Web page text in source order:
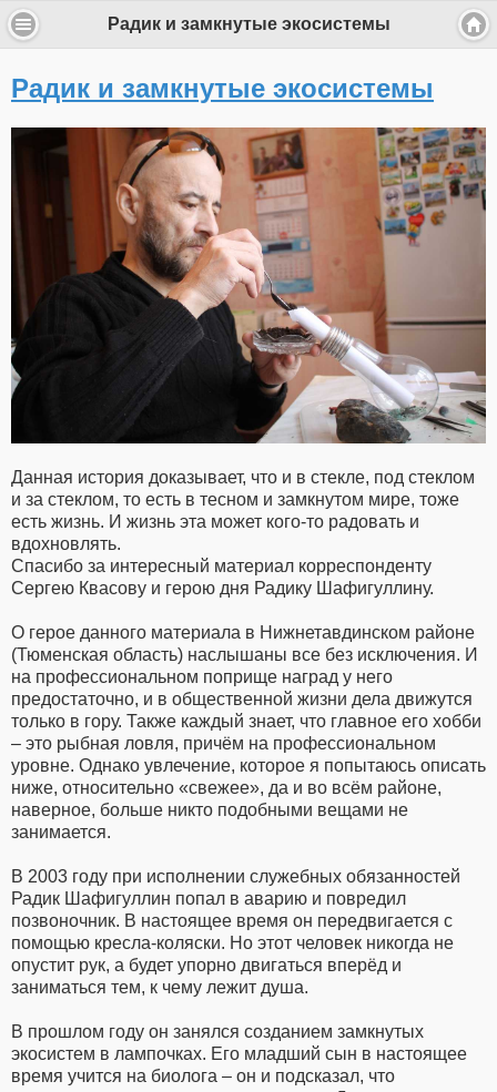
Радик и замкнутые экосистемы
Радик и замкнутые экосистемы
Данная история доказывает, что и в стекле, под стеклом
и за стеклом, то есть в тесном и замкнутом мире, тоже
есть жизнь. И жизнь эта может кого-то радовать и
вдохновлять.
Спасибо за интересный материал корреспонденту
Сергею Квасову и герою дня Радику Шафигуллину.
О герое данного материала в Нижнетавдинском районе
(Тюменская область) наслышаны все без исключения. И
на профессиональном поприще наград у него
предостаточно, и в общественной жизни дела движутся
только в гору. Также каждый знает, что главное его хобби
– это рыбная ловля, причём на профессиональном
уровне. Однако увлечение, которое я попытаюсь описать
ниже, относительно «свежее», да и во всём районе,
наверное, больше никто подобными вещами не
занимается.
В 2003 году при исполнении служебных обязанностей
Радик Шафигуллин попал в аварию и повредил
позвоночник. В настоящее время он передвигается с
помощью кресла-коляски. Но этот человек никогда не
опустит рук, а будет упорно двигаться вперёд и
заниматься тем, к чему лежит душа.
В прошлом году он занялся созданием замкнутых
экосистем в лампочках. Его младший сын в настоящее
время учится на биолога – он и подсказал, что